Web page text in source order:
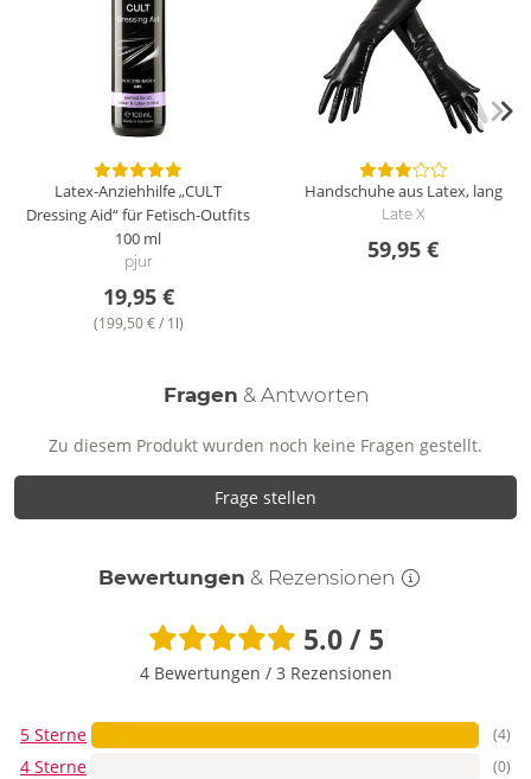
Latex-Anziehhilfe „CULT
Dressing Aid“ für Fetisch-Outfits
100 ml
pjur
19,95 €
(199,50 € / 1l)
Handschuhe aus Latex, lang
Late X
59,95 €
Fragen & Antworten
Zu diesem Produkt wurden noch keine Fragen gestellt.
Frage stellen
Bewertungen & Rezensionen
5.0 / 5
4 Bewertungen / 3 Rezensionen
5 Sterne (4)
4 Sterne (0)